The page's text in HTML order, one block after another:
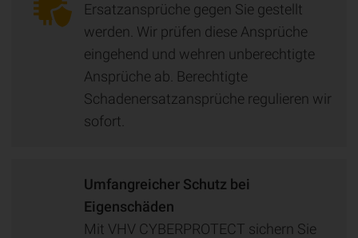
Ersatzansprüche gegen Sie gestellt
werden. Wir prüfen diese Ansprüche
eingehend und wehren unberechtigte
Ansprüche ab. Berechtigte
Schadenersatzansprüche regulieren wir
sofort.
Umfangreicher Schutz bei
Eigenschäden
Mit VHV CYBERPROTECT sichern Sie